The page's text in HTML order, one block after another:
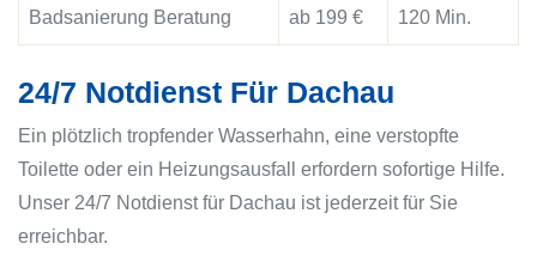
Badsanierung Beratung ab 199 € 120 Min.
24/7 Notdienst Für Dachau
Ein plötzlich tropfender Wasserhahn, eine verstopfte
Toilette oder ein Heizungsausfall erfordern sofortige Hilfe.
Unser 24/7 Notdienst für Dachau ist jederzeit für Sie
erreichbar.